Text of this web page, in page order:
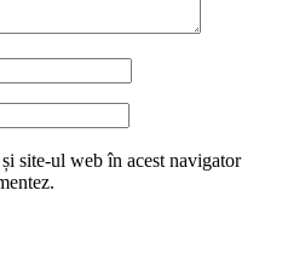
site-ul web în acest navigator